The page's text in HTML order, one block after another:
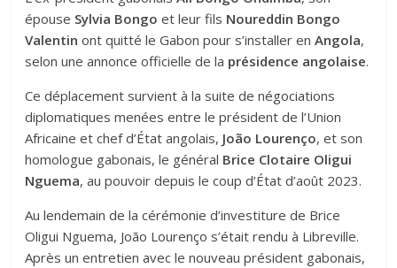
épouse Sylvia Bongo et leur fils Noureddin Bongo
Valentin ont quitté le Gabon pour s’installer enAngola,
selon une annonce officielle de la présidence angolaise.
Ce déplacement survient à la suite de négociations
diplomatiques menées entre le président de l’Union
Africaine et chef d’État angolais, João Lourenço, et son
homologue gabonais, le général Brice Clotaire Oligui
Nguema, au pouvoir depuis le coup d’État d’août 2023.
Au lendemain de la cérémonie d’investiture de Brice
Oligui Nguema, João Lourenço s’était rendu à Libreville.
Après un entretien avec le nouveau président gabonais,